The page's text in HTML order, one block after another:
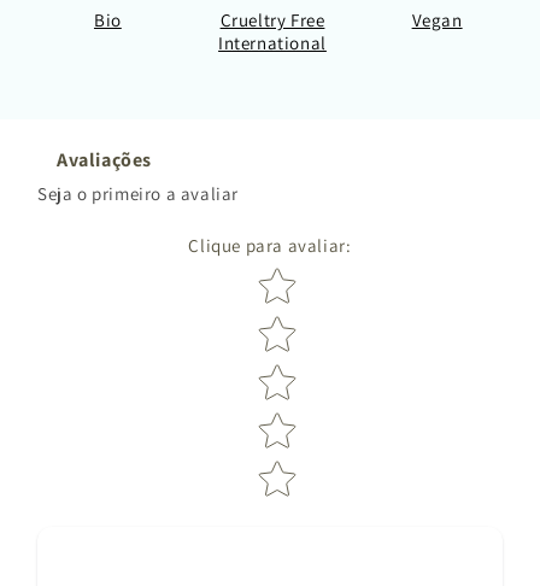
Bio
Crueltry Free
International
Vegan
Avaliações
Seja o primeiro a avaliar
Clique para avaliar:
Star rating